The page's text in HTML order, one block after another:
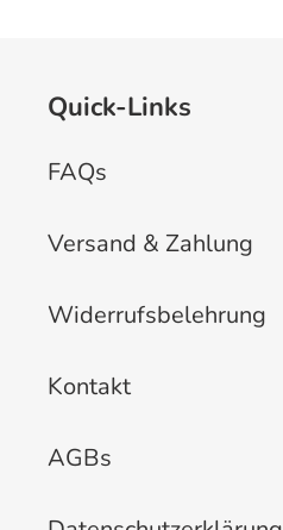
Quick-Links
FAQs
Versand & Zahlung
Widerrufsbelehrung
Kontakt
AGBs